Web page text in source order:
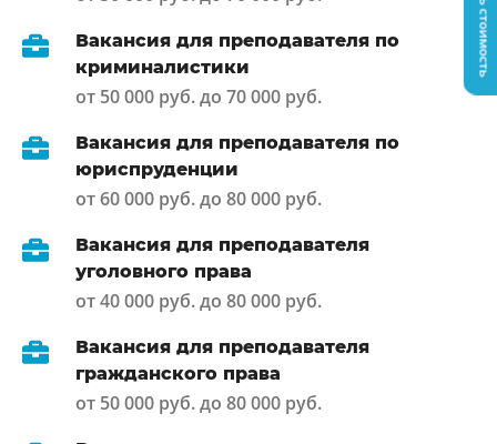
Вакансия для преподавателя по
криминалистики
от 50 000 руб. до 70 000 руб.
Вакансия для преподавателя по
юриспруденции
от 60 000 руб. до 80 000 руб.
Вакансия для преподавателя
уголовного права
от 40 000 руб. до 80 000 руб.
Вакансия для преподавателя
гражданского права
от 50 000 руб. до 80 000 руб.